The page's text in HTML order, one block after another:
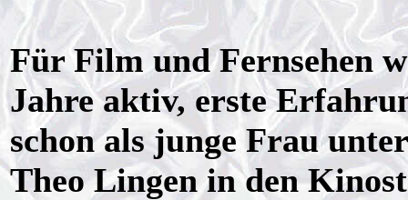
Für Film und Fernsehen
Jahre aktiv, erste
schon als junge Frau
Theo Lingen in den